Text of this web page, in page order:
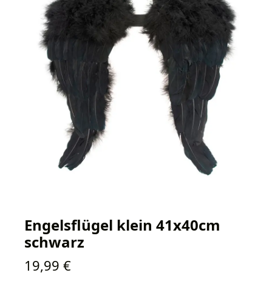
Engelsflügel klein 41x40cm
schwarz
Regulärer Preis:
19,99 €